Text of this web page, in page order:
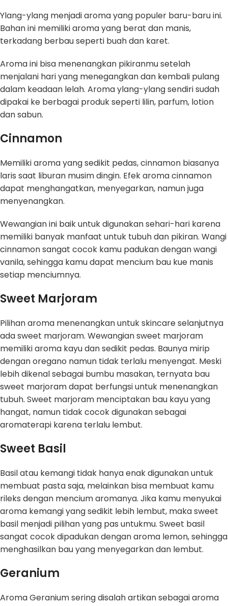
Ylang-ylang menjadi aroma yang populer baru-baru ini.
Bahan ini memiliki aroma yang berat dan manis,
terkadang berbau seperti buah dan karet.
Aroma ini bisa menenangkan pikiranmu setelah
menjalani hari yang menegangkan dan kembali pulang
dalam keadaan lelah. Aroma ylang-ylang sendiri sudah
dipakai ke berbagai produk seperti lilin, parfum, lotion
dan sabun.
Cinnamon
Memiliki aroma yang sedikit pedas, cinnamon biasanya
laris saat liburan musim dingin. Efek aroma cinnamon
dapat menghangatkan, menyegarkan, namun juga
menyenangkan.
Wewangian ini baik untuk digunakan sehari-hari karena
memiliki banyak manfaat untuk tubuh dan pikiran. Wangi
cinnamon sangat cocok kamu padukan dengan wangi
vanila, sehingga kamu dapat mencium bau kue manis
setiap menciumnya.
Sweet Marjoram
Pilihan aroma menenangkan untuk skincare selanjutnya
ada sweet marjoram. Wewangian sweet marjoram
memiliki aroma kayu dan sedikit pedas. Baunya mirip
dengan oregano namun tidak terlalu menyengat. Meski
lebih dikenal sebagai bumbu masakan, ternyata bau
sweet marjoram dapat berfungsi untuk menenangkan
tubuh. Sweet marjoram menciptakan bau kayu yang
hangat, namun tidak cocok digunakan sebagai
aromaterapi karena terlalu lembut.
Sweet Basil
Basil atau kemangi tidak hanya enak digunakan untuk
membuat pasta saja, melainkan bisa membuat kamu
rileks dengan mencium aromanya. Jika kamu menyukai
aroma kemangi yang sedikit lebih lembut, maka sweet
basil menjadi pilihan yang pas untukmu. Sweet basil
sangat cocok dipadukan dengan aroma lemon, sehingga
menghasilkan bau yang menyegarkan dan lembut.
Geranium
Aroma Geranium sering disalah artikan sebagai aroma